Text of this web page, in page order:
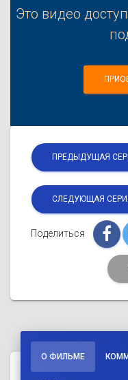
Это видео
ПРЕДЫДУЩАЯ
СЛЕДУЮЩАЯ
Поделиться
О ФИЛЬМЕ